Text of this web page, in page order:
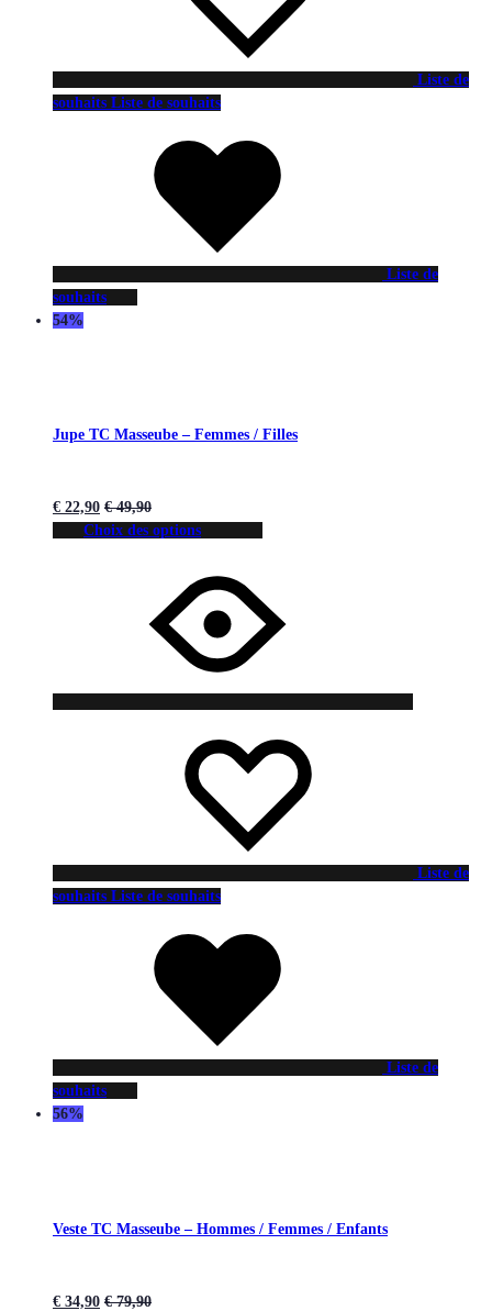
Liste de
souhaits Liste de souhaits
Liste de
souhaits
54%
Jupe TC Masseube – Femmes / Filles
€ 22,90 €49,90
Choix des options
Liste de
souhaits Liste de souhaits
Liste de
souhaits
56%
Veste TC Masseube – Hommes / Femmes / Enfants
€ 34,90 €79,90